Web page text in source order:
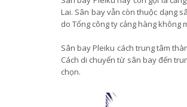
Lai. Sân bay vẫn còn thuộc dạng
do Tổng công ty cảng hàng không
Sân bay Pleiku cách trung tâm
Cách di chuyển từ sân bay đến
chọn.